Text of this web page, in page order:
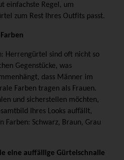
einfachste Regel, um
zum Rest Ihres Outfits passt.
Herrengürtel sind oft nicht so
Gegenstücke, was
dass Männer im
Farben tragen als Frauen.
und sicherstellen möchten,
Ihres Looks auffällt,
Farben: Schwarz, Braun, Grau
eine auffällige Gürtelschnalle